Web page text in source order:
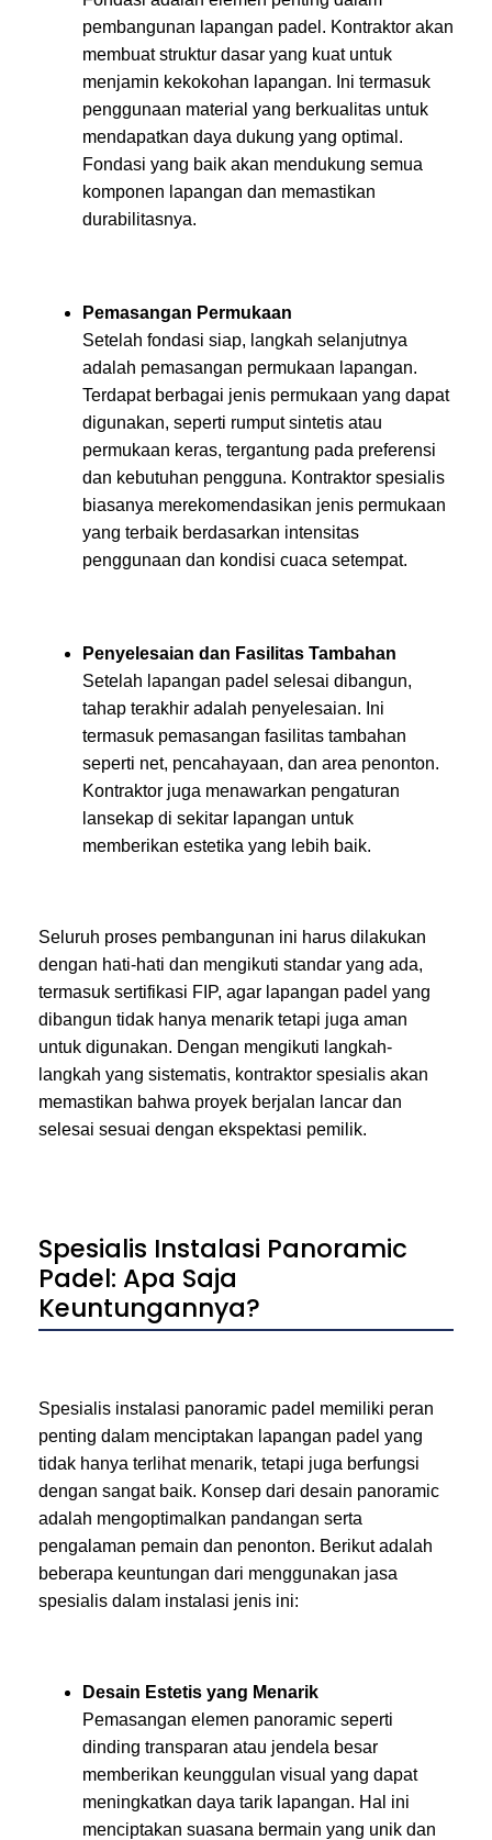
pembangunan lapangan padel. Kontraktor akan
membuat struktur dasar yang kuat untuk
menjamin kekokohan lapangan. Ini termasuk
penggunaan material yang berkualitas untuk
mendapatkan daya dukung yang optimal.
Fondasi yang baik akan mendukung semua
komponen lapangan dan memastikan
durabilitasnya.
Pemasangan Permukaan
Setelah fondasi siap, langkah selanjutnya
adalah pemasangan permukaan lapangan.
Terdapat berbagai jenis permukaan yang dapat
digunakan, seperti rumput sintetis atau
permukaan keras, tergantung pada preferensi
dan kebutuhan pengguna. Kontraktor spesialis
biasanya merekomendasikan jenis permukaan
yang terbaik berdasarkan intensitas
penggunaan dan kondisi cuaca setempat.
Penyelesaian dan Fasilitas Tambahan
Setelah lapangan padel selesai dibangun,
tahap terakhir adalah penyelesaian. Ini
termasuk pemasangan fasilitas tambahan
seperti net, pencahayaan, dan area penonton.
Kontraktor juga menawarkan pengaturan
lansekap di sekitar lapangan untuk
memberikan estetika yang lebih baik.
Seluruh proses pembangunan ini harus dilakukan
dengan hati-hati dan mengikuti standar yang ada,
termasuk sertifikasi FIP, agar lapangan padel yang
dibangun tidak hanya menarik tetapi juga aman
untuk digunakan. Dengan mengikuti langkah-
langkah yang sistematis, kontraktor spesialis akan
memastikan bahwa proyek berjalan lancar dan
selesai sesuai dengan ekspektasi pemilik.
Spesialis Instalasi Panoramic
Padel: Apa Saja
Keuntungannya?
Spesialis instalasi panoramic padel memiliki peran
penting dalam menciptakan lapangan padel yang
tidak hanya terlihat menarik, tetapi juga berfungsi
dengan sangat baik. Konsep dari desain panoramic
adalah mengoptimalkan pandangan serta
pengalaman pemain dan penonton. Berikut adalah
beberapa keuntungan dari menggunakan jasa
spesialis dalam instalasi jenis ini:
Desain Estetis yang Menarik
Pemasangan elemen panoramic seperti
dinding transparan atau jendela besar
memberikan keunggulan visual yang dapat
meningkatkan daya tarik lapangan. Hal ini
menciptakan suasana bermain yang unik dan